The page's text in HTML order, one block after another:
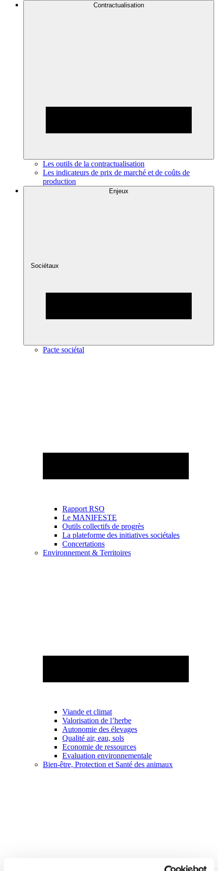
Contractualisation
Les outils de la contractualisation
Les indicateurs de prix de marché et de coûts de
production
Enjeux
Sociétaux
Pacte sociétal
Rapport RSO
Le MANIFESTE
Outils collectifs de progrès
La plateforme des initiatives sociétales
Concertations
Environnement & Territoires
Viande et climat
Valorisation de l’herbe
Autonomie des élevages
Qualité air, eau, sols
Economie de ressources
Evaluation environnementale
Bien-être, Protection et Santé des animaux